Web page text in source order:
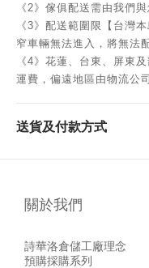
《2》傢俱配送需由我們
《3》配送範圍限【台灣
窄車輛無法進入，將無法
《4》花蓮、台東、屏東
運費，偏遠地區由物流公
送貨及付款方式
關於我們
詩華洛倉儲工廠理念
預購採購系列